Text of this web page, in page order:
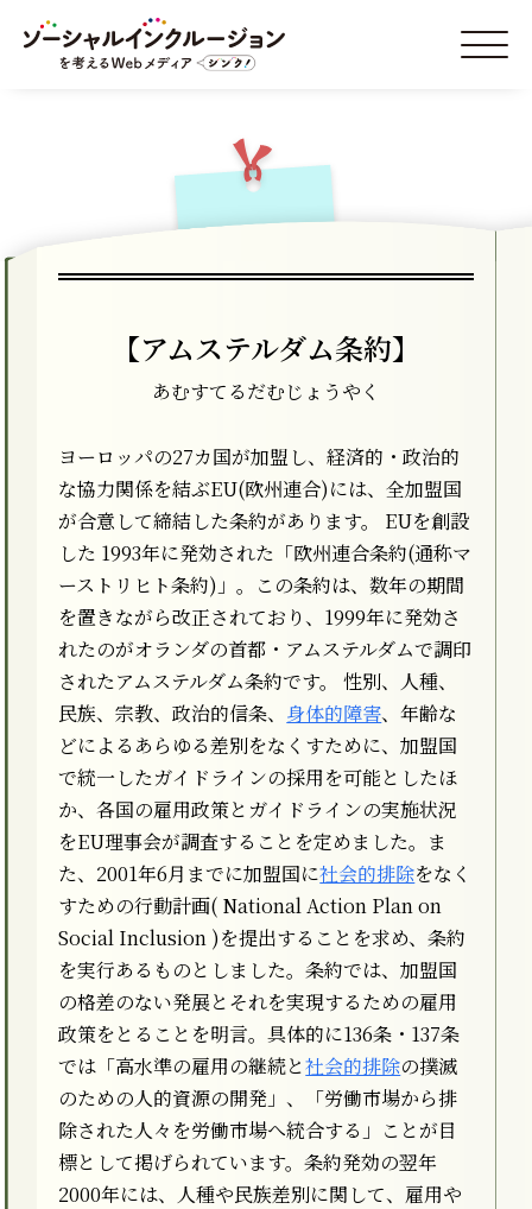
【アムステルダム条約】
あむすてるだむじょうやく
ヨーロッパの27カ国が加盟し、経済的・政治的
な協力関係を結ぶEU(欧州連合)には、全加盟国
が合意して締結した条約があります。 EUを創設
した 1993年に発効された「欧州連合条約(通称マ
ーストリヒト条約)」。この条約は、数年の期間
を置きながら改正されており、1999年に発効さ
れたのがオランダの首都・アムステルダムで調印
されたアムステルダム条約です。 性別、人種、
民族、宗教、政治的信条、 身体的障害、年齢な
どによるあらゆる差別をなくすために、加盟国
で統一したガイドラインの採用を可能としたほ
か、各国の雇用政策とガイドラインの実施状況
をEU理事会が調査することを定めました。ま
た、2001年6月までに加盟国に社会的排除をなく
すための行動計画( National Action Plan on
Social Inclusion )を提出することを求め、条約
を実行あるものとしました。条約では、加盟国
の格差のない発展とそれを実現するための雇用
政策をとることを明言。具体的に136条・137条
では「高水準の雇用の継続と社会的排除の撲滅
のための人的資源の開発」、「労働市場から排
除された人々を労働市場へ統合する」ことが目
標として掲げられています。条約発効の翌年
2000年には、人種や民族差別に関して、雇用や